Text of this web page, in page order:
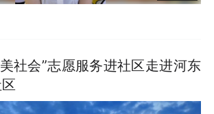
社会”志愿服务进社区走进河东